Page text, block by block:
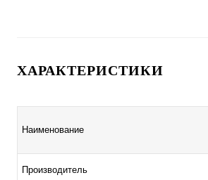
ХАРАКТЕРИСТИКИ
Наименование
Производитель